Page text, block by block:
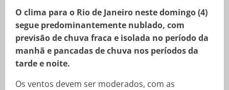
O clima para o Rio de Janeiro neste domingo (4)
segue predominantemente nublado, com
previsão de chuva fraca e isolada no período da
manhã e pancadas de chuva nos períodos da
tarde e noite.
Os ventos devem ser moderados, com as